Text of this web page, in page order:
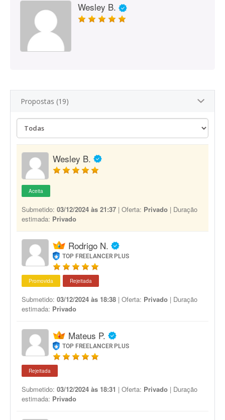
Wesley B.
Propostas (19)
Wesley B.
Aceita
Submetido: 03/12/2024 às 21:37 | Oferta: Privado | Duração
estimada: Privado
Rodrigo N.
TOP FREELANCER PLUS
Promovida Rejeitada
Submetido: 03/12/2024 às 18:38 | Oferta: Privado | Duração
estimada: Privado
Mateus P.
TOP FREELANCER PLUS
Rejeitada
Submetido: 03/12/2024 às 18:31 | Oferta: Privado | Duração
estimada: Privado